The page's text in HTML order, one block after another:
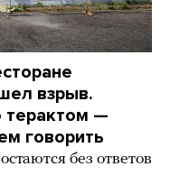
взрыв.
терактом —
говорить
без ответов